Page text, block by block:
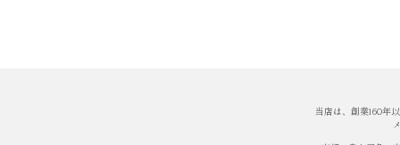
当店は、創業160年